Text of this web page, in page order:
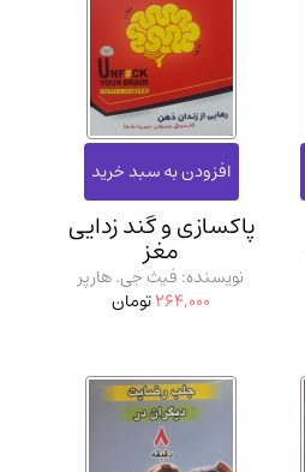
پاکسازی و گند زدایی
مغز
نویسنده: فیث جی. هارپر
264,000تومان